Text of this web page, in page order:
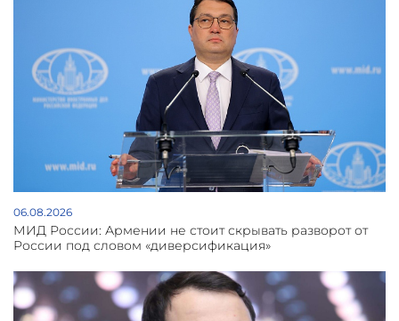
06.08.2026
МИД России: Армении не стоит скрывать разворот от
России под словом «диверсификация»